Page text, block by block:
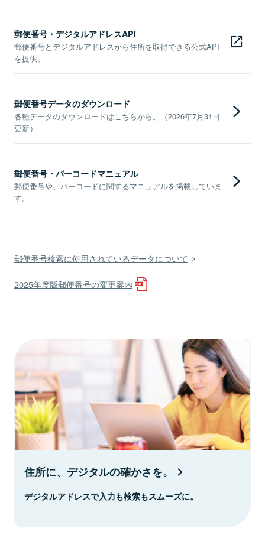
郵便番号・デジタルアドレスAPI
郵便番号とデジタルアドレスから住所を取得できる公式API
を提供。
郵便番号データのダウンロード
各種データのダウンロードはこちらから。（2026年7月31日
更新）
郵便番号・バーコードマニュアル
郵便番号や、バーコードに関するマニュアルを掲載していま
す。
郵便番号検索に使用されているデータについて
2025年度版郵便番号の変更案内
住所に、デジタルの確かさを。
デジタルアドレスで入力も検索もスムーズに。